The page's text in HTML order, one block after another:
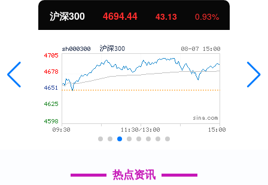
沪深300 4694.44 43.13 0.93%
热点资讯